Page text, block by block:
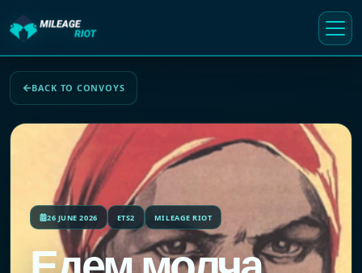
BACK TO CONVOYS
26 JUNE 2026 ETS2 MILEAGE RIOT